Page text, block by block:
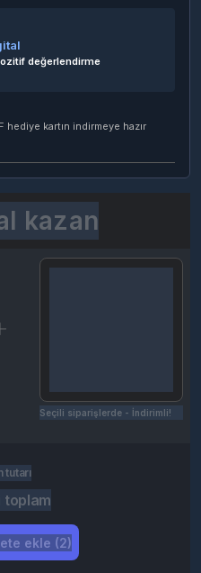
değerlendirme
hediye kartın indirmeye hazır
kazan
Seçili siparişlerde - İndirimli!
tutarı
toplam
ekle (2)